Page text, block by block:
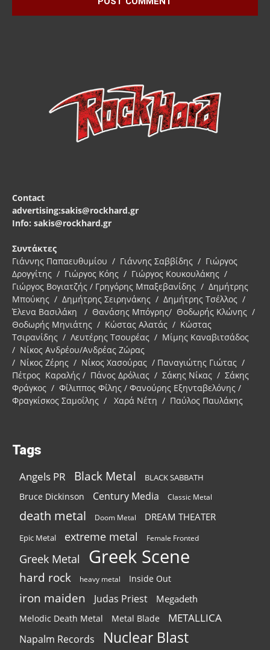
Contact
advertising:sakis@rockhard.gr
Info: sakis@rockhard.gr
Συντάκτες
Γιάννης Παπαευθυμίου / Γιάννης Σαββίδης / Γιώργος
Δρογγίτης / Γιώργος Κόης / Γιώργος Κουκουλάκης /
Γιώργος Βογιατζής / Γρηγόρης Μπαξεβανίδης / Δημήτρης
Μπούκης / Δημήτρης Σειρηνάκης / Δημήτρης Τσέλλος /
Έλενα Βασιλάκη / Θανάσης Μπόγρης/ Θοδωρής Κλώνης /
Θοδωρής Μηνιάτης / Κώστας Αλατάς / Κώστας
Τσιρανίδης / Λευτέρης Τσουρέας / Μίμης Καναβιτσάδος
/ Νίκος Ανδρέου/Ανδρέας Ζώρας
/ Νίκος Ζέρης / Νίκος Χασούρας / Παναγιώτης Γιώτας /
Πέτρος Καραλής / Πάνος Δρόλιας / Σάκης Νίκας / Σάκης
Φράγκος / Φίλιππος Φίλης / Φανούρης Εξηνταβελόνης /
Φραγκίσκος Σαμοΐλης / Χαρά Νέτη / Παύλος Παυλάκης
Tags
Angels PR Black Metal BLACK SABBATH
Bruce Dickinson Century Media Classic Metal
death metal Doom Metal DREAM THEATER
Epic Metal extreme metal Female Fronted
Greek Metal Greek Scene
hard rock heavy metal Inside Out
iron maiden Judas Priest Megadeth
Melodic Death Metal Metal Blade METALLICA
Napalm Records Nuclear Blast